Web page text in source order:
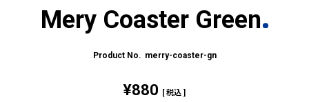
Mery Coaster Green
merry-coaster-gn
¥880 税込